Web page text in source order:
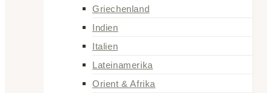
Griechenland
Indien
Italien
Lateinamerika
Orient & Afrika